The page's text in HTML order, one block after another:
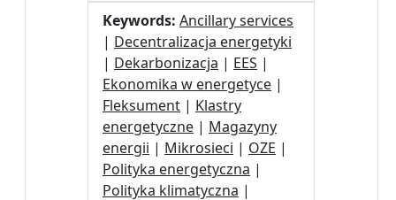
Keywords: Ancillary services
| Decentralizacja energetyki
| Dekarbonizacja | EES |
Ekonomika w energetyce |
Fleksument | Klastry
energetyczne | Magazyny
energii | Mikrosieci | OZE |
Polityka energetyczna |
Polityka klimatyczna |